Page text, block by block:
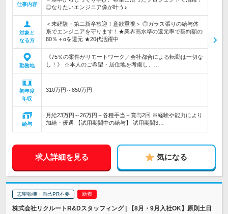
仕事内容
◎なりたいエンジニア像が叶う♪
対象と
なる方
＜未経験・第二新卒歓迎！意欲重視＞ ◎ガラス張りの給与体
系でエンジニアを守ります！★業界高水準の還元率で契約額の
80％＋αを還元 ★20代活躍中
勤務地
《75％の案件がリモートワーク／会社都合による転勤は一切な
し！》 ☆本人のご希望・居住地を考慮し、…
初年度
年収
310万円～850万円
給与
月給23万円～26万円＋各種手当＋賞与2回 ※経験や能力により
加給・優遇 【試用期間中の給与】 試用期間3…
求人詳細を見る 気になる
志望動機・自己PR不要
株式会社リクルートR&Dスタッフィング | 【8月・9月入社OK】原則土日